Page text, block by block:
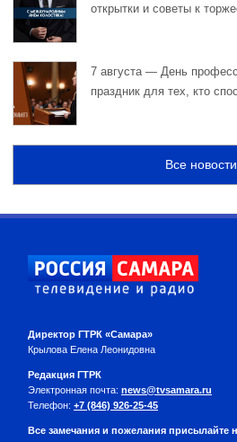
открытки и советы к
7 августа — День
праздник для тех, кто
Все новости
Директор ГТРК «Самара»
Крылова Елена Леонидовна
Редакция ГТРК
Электронная почта: news@tvsamara.ru
Телефон: +7 (846) 926-25-45
Все замечания и пожелания присылайте